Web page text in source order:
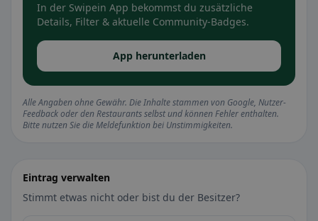
In der Swipein App bekommst du zusätzliche
Details, Filter & aktuelle Community-Badges.
App herunterladen
Alle Angaben ohne Gewähr. Die Inhalte stammen von Google, Nutzer-
Feedback oder den Restaurants selbst und können Fehler enthalten.
Bitte nutzen Sie die Meldefunktion bei Unstimmigkeiten.
Eintrag verwalten
Stimmt etwas nicht oder bist du der Besitzer?